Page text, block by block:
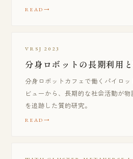
READ
VRSJ 2023
分身ロボットの長期利用
分身ロボットカフェで働くパイロ
ビューから、長期的な社会活動が
を追跡した質的研究。
READ